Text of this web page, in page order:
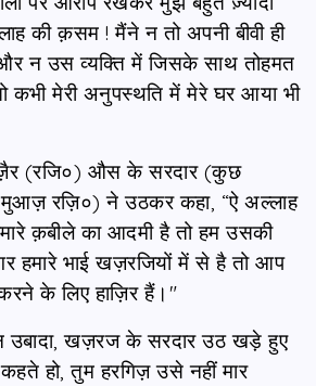
की क़सम ! मैंने न तो अपनी बीवी ही
न उस व्यक्ति में जिसके साथ तोहमत
कभी मेरी अनुपस्थति में मेरे घर आया भी
(रजि०) औस के सरदार (कुछ
मुआज़ रज़ि०) ने उठकर कहा, “ऐ अल्लाह
क़बीले का आदमी है तो हम उसकी
हमारे भाई खज़रजियों में से है तो आप
के लिए हाज़िर हैं।"
उबादा, खज़रज के सरदार उठ खड़े हुए
हो, तुम हरगिज़ उसे नहीं मार